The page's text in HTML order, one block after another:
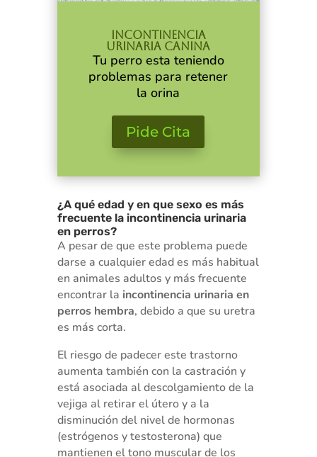
Incontinencia
Urinaria Canina
Tu perro esta teniendo
problemas para retener
la orina
Pide Cita
¿A qué edad y en que sexo es más
frecuente la incontinencia urinaria
en perros?
A pesar de que este problema puede
darse a cualquier edad es más habitual
en animales adultos y más frecuente
encontrar la incontinencia urinaria en
perros hembra, debido a que su uretra
es más corta.
El riesgo de padecer este trastorno
aumenta también con la castración y
está asociada al descolgamiento de la
vejiga al retirar el útero y a la
disminución del nivel de hormonas
(estrógenos y testosterona) que
mantienen el tono muscular de los